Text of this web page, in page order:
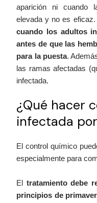
aparición ni cuando
elevada y no es eficaz.
cuando los adultos
antes de que las
para la puesta.
las ramas afectadas
infectada.
¿Qué hacer
infectada
El control químico
especialmente para
El tratamiento debe
principios de